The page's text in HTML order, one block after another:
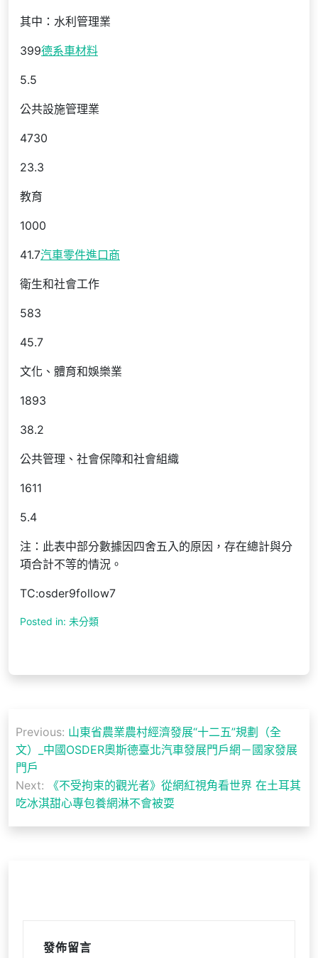
其中：水利管理業
399德系車材料
5.5
公共設施管理業
4730
23.3
教育
1000
41.7汽車零件進口商
衛生和社會工作
583
45.7
文化、體育和娛樂業
1893
38.2
公共管理、社會保障和社會組織
1611
5.4
注：此表中部分數據因四舍五入的原因，存在總計與分
項合計不等的情況。
TC:osder9follow7
Posted in: 未分類
章
導
覽
Previous: 山東省農業農村經濟發展“十二五”規劃（全
文）_中國OSDER奧斯德臺北汽車發展門戶網－國家發展
門戶
Next:
《不受拘束的觀光者》從網紅視角看世界 在土耳其
吃冰淇甜心專包養網淋不會被耍
發佈留言